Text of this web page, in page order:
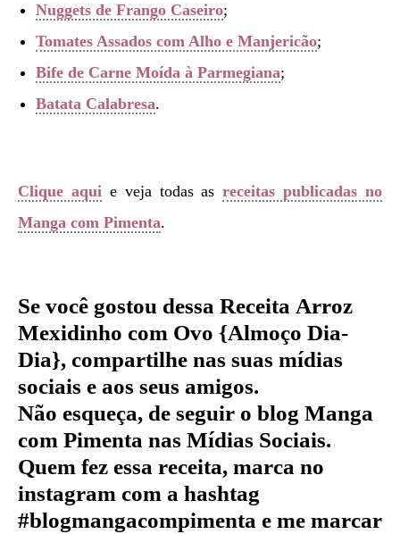
Nuggets de Frango Caseiro;
Tomates Assados com Alho e Manjericão;
Bife de Carne Moída à Parmegiana;
Batata Calabresa.
Clique aquie veja todas asreceitas publicadas no
Manga com Pimenta.
Se você gostou dessa Receita Arroz
Mexidinho com Ovo {Almoço Dia-
Dia}, compartilhe nas suas mídias
sociais e aos seus amigos.
Não esqueça, de seguir o blog Manga
com Pimenta nas Mídias Sociais.
Quem fez essa receita, marca no
instagram com a hashtag
#blogmangacompimenta e me marcar